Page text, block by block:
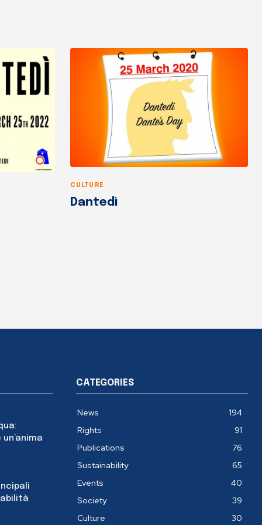
CULTURE
Dantedì
CATEGORIES
News
194
Rights
91
Publications
76
Sustainability
65
Events
40
Society
39
Culture
30